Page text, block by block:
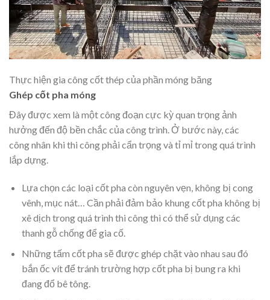
Thực hiện gia công cốt thép của phần móng băng
Ghép cốt pha móng
Đây được xem là một công đoạn cực kỳ quan trọng ảnh
hưởng đến độ bền chắc của công trình. Ở bước này, các
công nhân khi thi công phải cẩn trọng và tỉ mỉ trong quá trình
lắp dựng.
Lựa chọn các loại cốt pha còn nguyên vẹn, không bị cong
vênh, mục nát… Cần phải đảm bảo khung cốt pha không bị
xê dịch trong quá trình thi công thì có thể sử dụng các
thanh gỗ chống để gia cố.
Những tấm cốt pha sẽ được ghép chặt vào nhau sau đó
bắn ốc vít để tránh trường hợp cốt pha bị bung ra khi
đang đổ bê tông.